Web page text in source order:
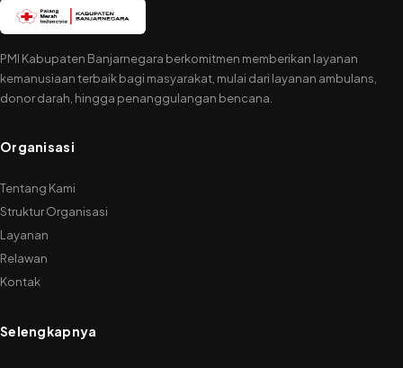
PMI Kabupaten Banjarnegara berkomitmen memberikan layanan
kemanusiaan terbaik bagi masyarakat, mulai dari layanan ambulans,
donor darah, hingga penanggulangan bencana.
Organisasi
Tentang Kami
Struktur Organisasi
Layanan
Relawan
Kontak
Selengkapnya